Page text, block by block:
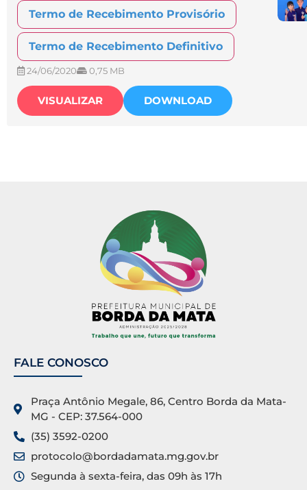
Termo de Recebimento Provisório
Termo de Recebimento Definitivo
24/06/2020 0,75 MB
VISUALIZAR DOWNLOAD
FALE CONOSCO
Praça Antônio Megale, 86, Centro Borda da Mata-
MG - CEP: 37.564-000
(35) 3592-0200
protocolo@bordadamata.mg.gov.br
Segunda à sexta-feira, das 09h às 17h